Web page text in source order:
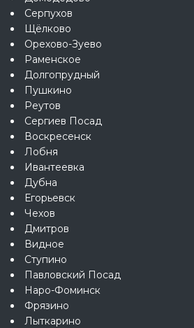
Серпухов
Щёлково
Орехово-Зуево
Раменское
Долгопрудный
Пушкино
Реутов
Сергиев Посад
Воскресенск
Лобня
Ивантеевка
Дубна
Егорьевск
Чехов
Дмитров
Видное
Ступино
Павловский Посад
Наро-Фоминск
Фрязино
Лыткарино